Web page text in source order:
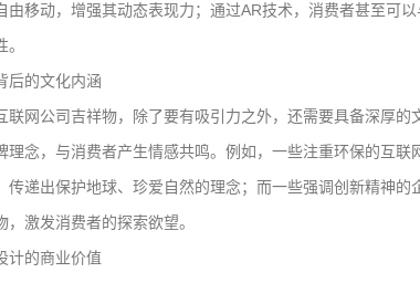
由移动，增强其动态表现力；通过AR技术，消费者甚至可
后的文化内涵
联网公司吉祥物，除了要有吸引力之外，还需要具备深厚的
理念，与消费者产生情感共鸣。例如，一些注重环保的互联
传递出保护地球、珍爱自然的理念；而一些强调创新精神的
激发消费者的探索欲望。
计的商业价值